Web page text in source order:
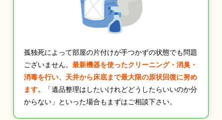
孤独死によって部屋の片付けが手つかずの状態でも問題
ございません。 最新機器を使ったクリーニング・消臭・
消毒を行い、天井から床底まで最大限の原状回復に努め
ます。
「遺品整理はしたいけれどどうしたらいいのか分
からない」といった場合もまずはご相談下さい。